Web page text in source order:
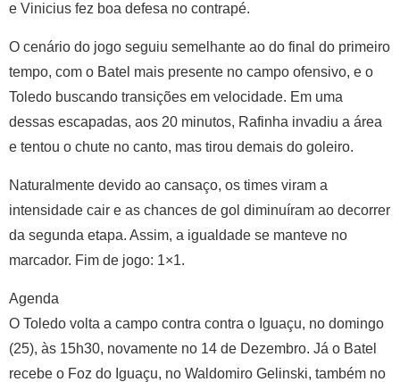
e Vinicius fez boa defesa no contrapé.
O cenário do jogo seguiu semelhante ao do final do primeiro
tempo, com o Batel mais presente no campo ofensivo, e o
Toledo buscando transições em velocidade. Em uma
dessas escapadas, aos 20 minutos, Rafinha invadiu a área
e tentou o chute no canto, mas tirou demais do goleiro.
Naturalmente devido ao cansaço, os times viram a
intensidade cair e as chances de gol diminuíram ao decorrer
da segunda etapa. Assim, a igualdade se manteve no
marcador. Fim de jogo: 1×1.
Agenda
O Toledo volta a campo contra contra o Iguaçu, no domingo
(25), às 15h30, novamente no 14 de Dezembro. Já o Batel
recebe o Foz do Iguaçu, no Waldomiro Gelinski, também no